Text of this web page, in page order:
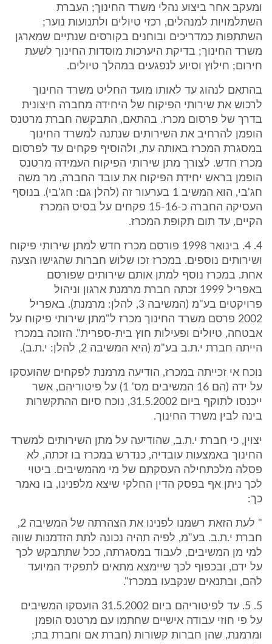
ומעקב אחר ביצוע נהלי משרד החינוך; העברת
השתלמויות למנהלים, רכזי טיולים ולתנועות נוער;
השתתפות כמדריכים ובוחנים בקורסים שנתיים שמארגן
משרד החינוך; בדיקת היערכות מוסדות החינוך לשעת
חירום; חילוץ וסיוע לנפגעים במהלך טיולים.
בהתאם לנהוג עד לאותו מועד החליט משרד החינוך
לרכוש את שירותי הפיקוח של היחידה מחברה חיצונית
בדרך של פרסום מכרז. בהתאם, התבקשה חברת מרטנס
הופמן להרחיב את השירותים שנתנה למשרד החינוך
במסגרת המכרז באותה עת, ולהוסיף פקחים עד לפרסום
מכרז חדש. לצורך מתן שירותי הפיקוח העמידה מרטנס
הופמן בראש יחידת הפיקוח את עובד החברה, מר משה
חג'בי, הוא המשיב 1 בערעור זה (להלן גם: חג'בי). בנוסף
העסיקה החברה כ-15-16 פקחים על בסיס המכרז
הקיים, עד תום תקופת המכרז.
4. 4. בינואר 1998 פורסם מכרז חדש למתן שירותי פיקוח
ושירותים נוספים. במכרז זכו שלוש חברות שהגישו הצעה
אחת. במכרז נוסף למתן אותם שירותים שפורסם
באפריל 1999 זכתה חברת מרמנת ארגון וניהול
פרויקטים בע"מ (המשיבה 3, להלן: מרמנת). באפריל
2002 פרסם משרד החינוך מכרז ל"מתן שירותי פיקוח על
אבטחה, טיולים ופעילות חוץ בית-ספרית". הזוכה במכרז
הייתה חברת י.ת.ב בע"מ (היא המשיבה 2, להלן: י.ת.ב).
נוכח אי זכייתה במכרז, הודיעה מרמנת לפקחים שהועסקו
על ידה (הם 16 המשיבים מס' 1) על פיטוריהם, אשר
ייכנסו לתוקף ביום 31.5.2002, נוכח סיום ההתקשרות
בינה לבין משרד החינוך.
יצוין, כי חברת י.ת.ב, שהודיעה על מתן השירותים למשרד
החינוך באמצעות עובדיה, כנדרש במכרז בו זכתה, לא
פסלה מלכתחילה העסקתם של מי מהמשיבים. ביטוי
לכך ניתן אף בפסק הדין החלקי שיצא מלפנינו, בו נאמר
כך:
" לעת הזאת רשמנו לפנינו את הצהרתה של המשיבה 2,
חברת י.ת.ב. בע"מ, לפיה תהיה נכונה לתת הזדמנות שווה
למי מן המשיבים, לעבוד במסגרתה, ככל שתתבקש לכך
על ידם, ובכפוף לכך שיימצא מתאים לתפקיד המיועד
להם, ובתנאים שנקבעו במכרז".
5. 5. עד לפיטוריהם ביום 31.5.2002 הועסקו המשיבים
על פי חוזי עבודה אישיים שחתמו עם מרטנס הופמן
ומרמנת, שהן חברות קשורות (חברת אם וחברת בת;